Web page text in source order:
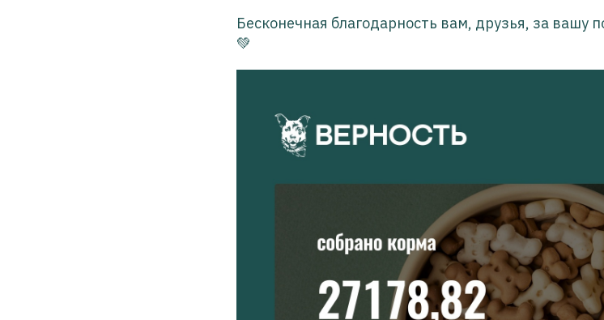
Бесконечная благодарность вам, друзья, за вашу
💚